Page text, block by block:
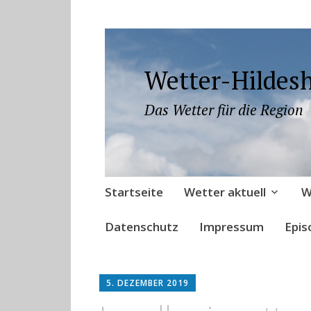
Wetter-
Das Wetter für die Region
Zum
springen
Startseite Wetter aktuell
Datenschutz Impressum
5. DEZEMBER 2019